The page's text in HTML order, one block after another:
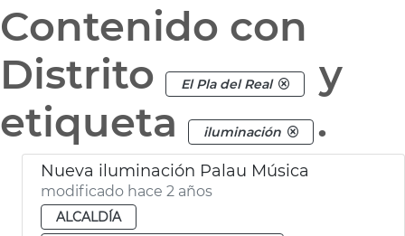
Contenido con
Distrito
El Pla del Real
y
etiqueta
iluminación .
Nueva iluminación Palau Música
modificado hace 2 años
ALCALDÍA